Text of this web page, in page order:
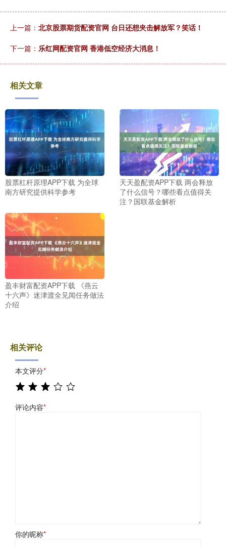
上一篇： 北京股票期货配资官网 台日还想夹击解放军？笑话！
下一篇： 乐红网配资官网 香港低空经济大消息！
相关文章
股票杠杆原理APP下载 为全球
南方研究提供科学参考
天天盈配资APP下载 两会释放
了什么信号？哪些看点值得关
注？国联基金解析
盈丰财富配资APP下载 《燕云
十六声》迷津渡全见闻任务做法
介绍
相关评论
本文评分*
评论内容*
你的昵称*